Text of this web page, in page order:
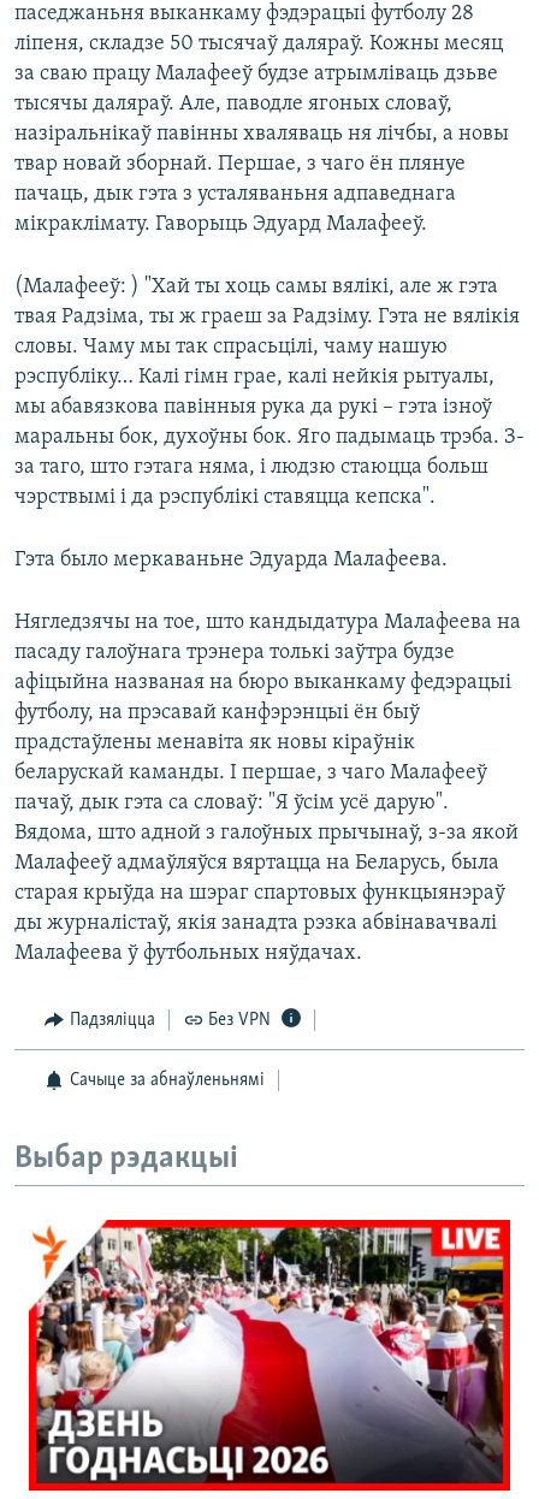
паседжаньня выканкаму фэдэрацыі футболу 28
ліпеня, складзе 50 тысячаў даляраў. Кожны месяц
за сваю працу Малафееў будзе атрымліваць дзьве
тысячы даляраў. Але, паводле ягоных словаў,
назіральнікаў павінны хваляваць ня лічбы, а новы
твар новай зборнай. Першае, з чаго ён плянуе
пачаць, дык гэта з усталяваньня адпаведнага
мікраклімату. Гаворыць Эдуард Малафееў.
(Малафееў: ) "Хай ты хоць самы вялікі, але ж гэта
твая Радзіма, ты ж граеш за Радзіму. Гэта не вялікія
словы. Чаму мы так спрасьцілі, чаму нашую
рэспубліку… Калі гімн грае, калі нейкія рытуалы,
мы абавязкова павінныя рука да рукі – гэта ізноў
маральны бок, духоўны бок. Яго падымаць трэба. З-
за таго, што гэтага няма, і людзю стаюцца больш
чэрствымі і да рэспублікі ставяцца кепска".
Гэта было меркаваньне Эдуарда Малафеева.
Нягледзячы на тое, што кандыдатура Малафеева на
пасаду галоўнага трэнера толькі заўтра будзе
афіцыйна названая на бюро выканкаму федэрацыі
футболу, на прэсавай канфэрэнцыі ён быў
прадстаўлены менавіта як новы кіраўнік
беларускай каманды. І першае, з чаго Малафееў
пачаў, дык гэта са словаў: "Я ўсім усё дарую".
Вядома, што адной з галоўных прычынаў, з-за якой
Малафееў адмаўляўся вяртацца на Беларусь, была
старая крыўда на шэраг спартовых функцыянэраў
ды журналістаў, якія занадта рэзка абвінавачвалі
Малафеева ў футбольных няўдачах.
Падзяліцца Без VPN
Сачыце за абнаўленьнямі
Выбар рэдакцыі